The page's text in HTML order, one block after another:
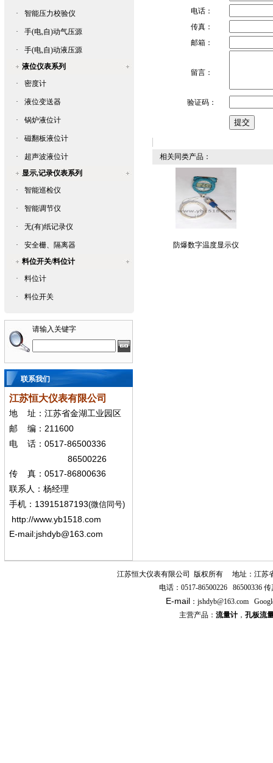
· 智能压力校验仪
· 手(电,自)动气压源
·
手(电,自)动液压源
液位仪表系列
·
密度计
· 液位变送器
· 锅炉液位计
· 磁翻板液位计
·
超声波液位计
显示,记录仪表系列
·
智能巡检仪
· 智能调节仪
· 无(有)纸记录仪
·
安全栅、隔离器
料位开关/料位计
·
料位计
· 料位开关
请输入关键字
联系我们
江苏恒大仪表有限公司
地
址：江苏省金湖工业园区
邮
编： 211600
电 话： 0517-86500336
86500226
传 真： 0517-86800636
联系人：杨经理
手机 ： 13915187193(微信同号)
http://www.yb1518.com
E-mail:jshdyb@163.com
电话：
传真：
邮箱：
留言：
验证码：
相关同类产品：
防爆数字温度显示仪
江苏恒大仪表有限公司 版权所有
地址：江苏
电话： 0517-86500226 86500336 传
E-mail ： jshdyb@163.com
主营产品： 流量计， 孔板流